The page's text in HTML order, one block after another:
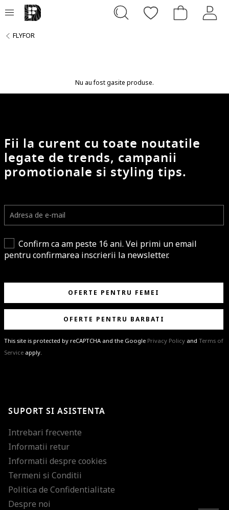
FLYFOR
Nu au fost gasite produse.
Fii la curent cu toate noutatile
legate de trends, campanii
promotionale si styling tips.
Confirm ca am peste 16 ani. Vei primi un email
pentru confirmarea inscrierii la newsletter.
OFERTE PENTRU FEMEI
OFERTE PENTRU BARBATI
This site is protected by reCAPTCHA and the Google Privacy Policy and Terms of
Service apply.
ultimele tendinte in moda!
SUPORT SI ASISTENTA
Intrebari frecvente
Informatii retur
Informatii despre cookies
Termeni si Conditii
Politica de Confidentialitate
Despre noi